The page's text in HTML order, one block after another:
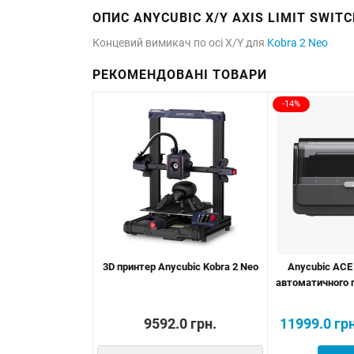
ОПИС ANYCUBIC X/Y AXIS LIMIT
Концевий вимикач по осі X/Y для Kobra 2 Neo
РЕКОМЕНДОВАНІ ТОВАРИ
3D принтер Anycubic Kobra 2 Neo
9592.0 грн.
-14%
Anycubic
автоматичного
11999.0